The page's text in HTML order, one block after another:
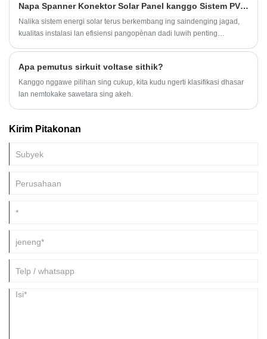
Napa Spanner Konektor Solar Panel kanggo Sistem PV Penting kanggo Instalasi Solar sing Aman lan Efisien
Nalika sistem energi solar terus berkembang ing saindenging jagad,
kualitas instalasi lan efisiensi pangopènan dadi luwih penting
kalebu Spanner Konektor Solar Panel kanggo Sistem PV.
Apa pemutus sirkuit voltase sithik?
Kanggo nggawe pilihan sing cukup, kita kudu ngerti klasifikasi dhasar
lan nemtokake sawetara sing akeh.
Kirim Pitakonan